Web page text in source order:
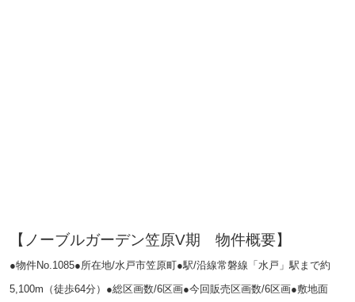
【ノーブルガーデン笠原V期 物件概要】
●物件No.1085●所在地/水戸市笠原町●駅/沿線常磐線「水戸」駅まで約
5,100m（徒歩64分） ●総区画数/6区画●今回販売区画数/6区画●敷地面